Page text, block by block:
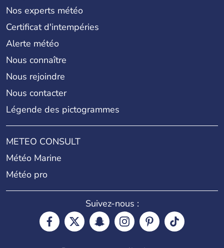
Nos experts météo
Certificat d'intempéries
Alerte météo
Nous connaître
Nous rejoindre
Nous contacter
Légende des pictogrammes
METEO CONSULT
Météo Marine
Météo pro
Suivez-nous :